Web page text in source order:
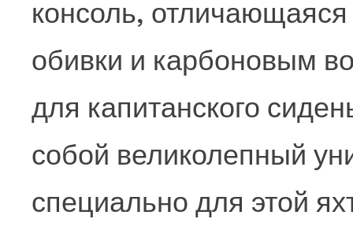
консоль,
обивки и карбоновым
для капитанского
собой великолепный
специально для этой